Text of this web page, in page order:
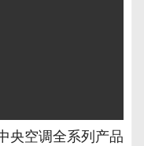
央空调全系列产品